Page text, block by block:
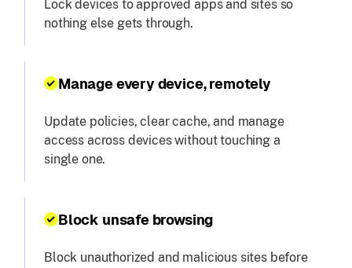
Lock devices to approved apps and sites so
nothing else gets through.
Manage every device, remotely
Update policies, clear cache, and manage
access across devices without touching a
single one.
Block unsafe browsing
Block unauthorized and malicious sites before